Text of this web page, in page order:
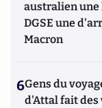
australien une
DGSE une
Macron
6Gens du
d'Attal fait des